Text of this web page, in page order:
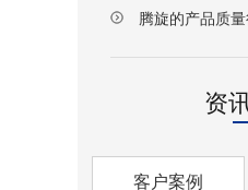
行
腾旋的产品质
资
客户案例